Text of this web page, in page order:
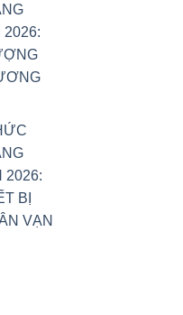
2026:
2026:
BỊ
VẠN